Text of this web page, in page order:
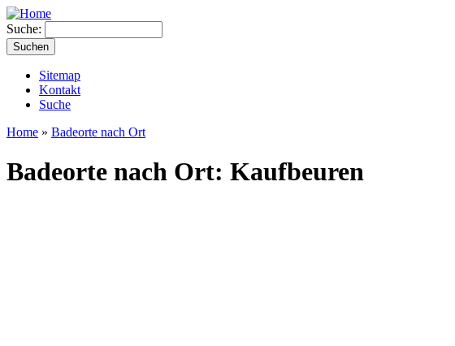
Suche:
Sitemap
Kontakt
Suche
Home » Badeorte nach Ort
Badeorte nach Ort: Kaufbeuren